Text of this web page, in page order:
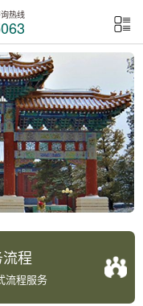
热线
流程
流程服务